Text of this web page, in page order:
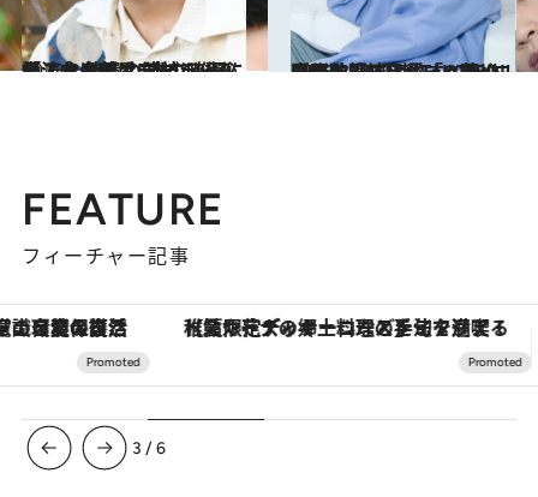
2023.10.13
「これはダマされているな！」今年は5本の映画に出演する若手 演技派俳優・倉 悠貴のデビュー秘話
カルチャー 2023.8.25
最新映画では愛すべきクズ男を好演 TikTokフォロワー数570万超 「ONE N' ONLY」メンバー、草川直弥
カルチャー
FEATURE
フィーチャー記事
【夏限定ディナーコース】旬を迎える稚鮎や花ズッキーニなどをイタリア・トスカーナの郷土料理の手法で満喫！
3 /6